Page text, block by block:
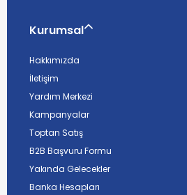
Kurumsal
Hakkımızda
İletişim
Yardım Merkezi
Kampanyalar
Toptan Satış
B2B Başvuru Formu
Yakında Gelecekler
Banka Hesapları